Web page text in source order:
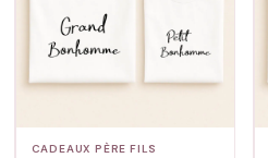
CADEAUX PÈRE FILS